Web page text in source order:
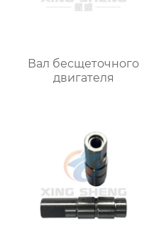
Вал бесщеточного
двигателя